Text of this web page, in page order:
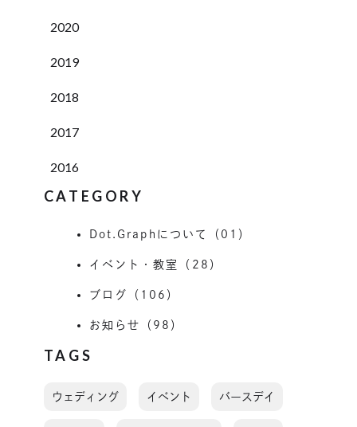
2020
2019
2018
2017
2016
CATEGORY
Dot.Graphについて（01）
イベント・教室（28）
ブログ（106）
お知らせ（98）
TAGS
ウェディング イベント バースデイ